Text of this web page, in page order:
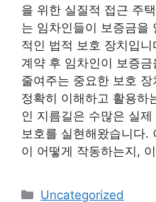
을 위한 실질적 접근 주
는 임차인들이 보증금을
적인 법적 보호 장치입
계약 후 임차인이 보증
줄여주는 중요한 보호
정확히 이해하고 활용하
인 지름길은 수많은 실
보호를 실현해왔습니다.
이 어떻게 작동하는지,
Categories
Uncategorized